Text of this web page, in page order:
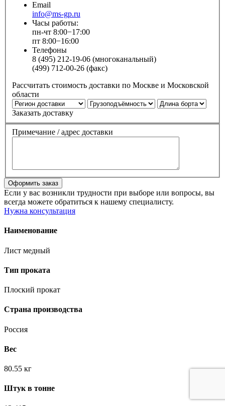
Email
info@ms-gp.ru
Часы работы:
пн-чт 8:00−17:00
пт 8:00−16:00
Телефоны
8 (495) 212-19-06 (многоканальный)
(499) 712-00-26 (факс)
Рассчитать стоимость доставки по Москве и Московской
области
Заказать доставку
Примечание / адрес доставки
Если у вас возникли трудности при выборе или вопросы, вы
всегда можете обратиться к нашему специалисту.
Нужна консультация
Наименование
Лист медный
Тип проката
Плоский прокат
Страна производства
Россия
Вес
80.55 кг
Штук в тонне